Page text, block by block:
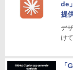
de
提
デ
け
「